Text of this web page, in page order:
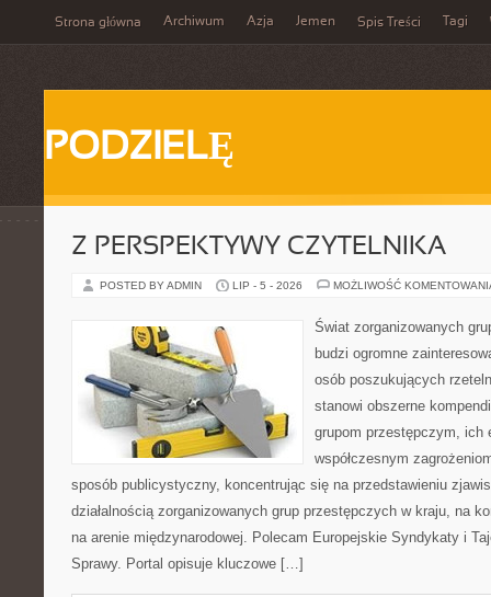
Strona główna Archiwum Azja Jemen Spis Treści Tagi
PODZIELĘ
Z PERSPEKTYWY CZYTELNIKA
POSTED BY ADMIN LIP - 5 - 2026 MOŻLIWOŚĆ
Świat zorganizowanych
budzi ogromne
osób poszukujących
stanowi obszerne
grupom przestępczym, ich
współczesnym
sposób publicystyczny, koncentrując się na przedstawieniu
działalnością zorganizowanych grup przestępczych w kraju, na
na arenie międzynarodowej. Polecam Europejskie Syndykaty i
Sprawy. Portal opisuje kluczowe […]